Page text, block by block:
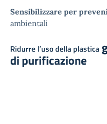
Sensibilizzare per
ambientali
Ridurre l’uso della plastica
di purificazione